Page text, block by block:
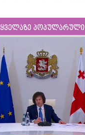
ყველაზე პოპულარული